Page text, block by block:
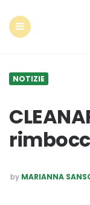
NOTIZIE
POSTED
BY
by MARIANNA